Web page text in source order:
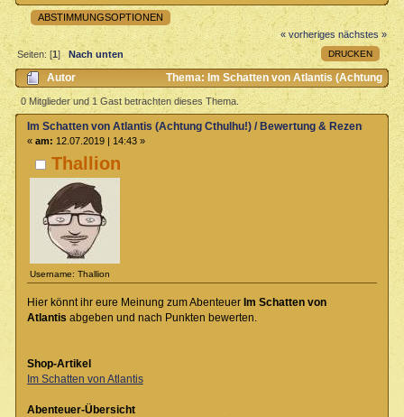
ABSTIMMUNGSOPTIONEN
« vorheriges nächstes »
DRUCKEN
Seiten: [1] Nach unten
Autor
Thema: Im Schatten von Atlantis (Achtung
Cthulhu!) / Bewertung & Rezensionen (Gelesen 2573 mal)
0 Mitglieder und 1 Gast betrachten dieses Thema.
Thallion
Username: Thallion
Im Schatten von Atlantis (Achtung Cthulhu!) / Bewertung & Rezensionen
« am: 12.07.2019 | 14:43 »
Hier könnt ihr eure Meinung zum Abenteuer Im Schatten von
Atlantis abgeben und nach Punkten bewerten.
Shop-Artikel
Im Schatten von Atlantis
Abenteuer-Übersicht